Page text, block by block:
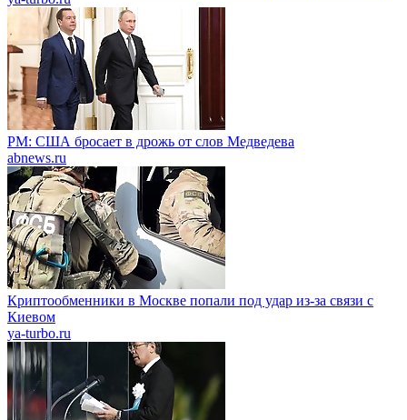
PM: США бросает в дрожь от слов Медведева
abnews.ru
Криптообменники в Москве попали под удар из-за связи с
Киевом
ya-turbo.ru